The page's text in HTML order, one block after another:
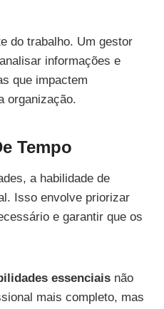
do trabalho. Um gestor
informações e
que impactem
organização.
Tempo
a habilidade de
Isso envolve priorizar
e garantir que os
essenciais não
mais completo, mas